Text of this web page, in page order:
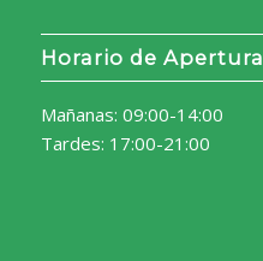
Horario de Apertura
Mañanas: 09:00-14:00
Tardes: 17:00-21:00